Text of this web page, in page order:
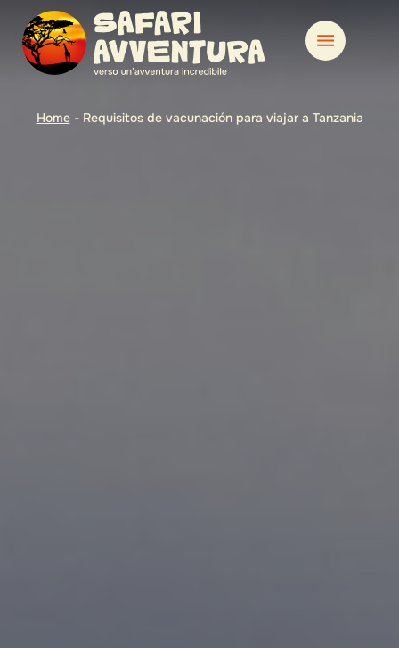
Home- Requisitos de vacunación para viajar a Tanzania